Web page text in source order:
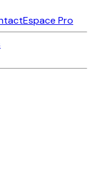
Espace Pro